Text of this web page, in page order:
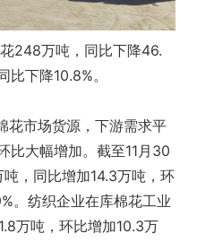
248万吨，同比下降46.
下降10.8%。
花市场货源，下游需求平
比大幅增加。截至11月30
，同比增加14.3万吨，环
。纺织企业在库棉花工业
万吨，环比增加10.3万